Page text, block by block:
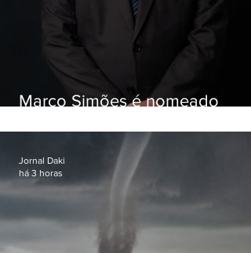
Marco Simões é nomeado
Jornal Daki
há 3 horas